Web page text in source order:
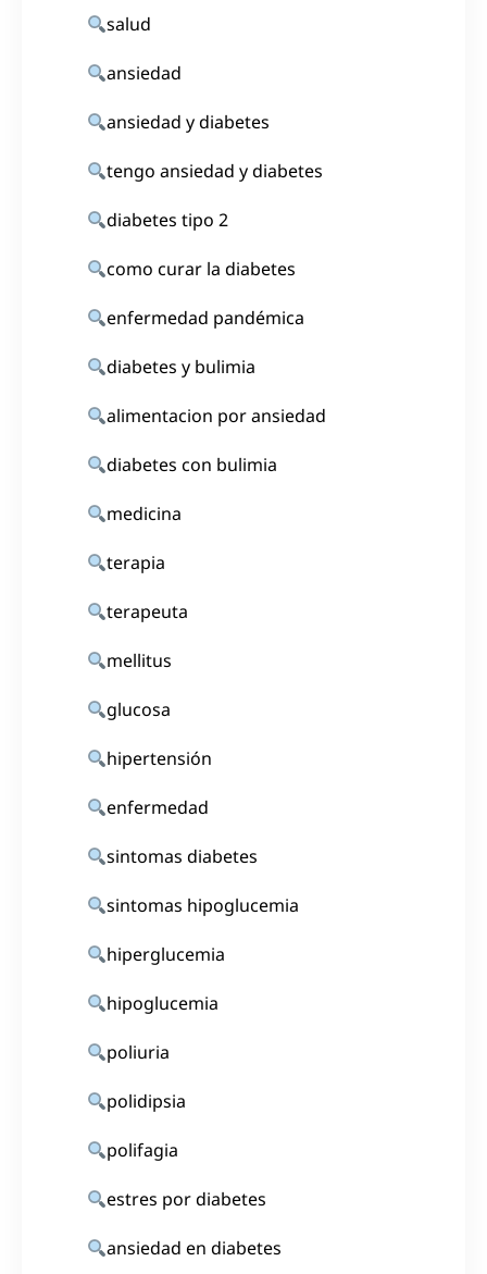
salud
ansiedad
ansiedad y diabetes
tengo ansiedad y diabetes
diabetes tipo 2
como curar la diabetes
enfermedad pandémica
diabetes y bulimia
alimentacion por ansiedad
diabetes con bulimia
medicina
terapia
terapeuta
mellitus
glucosa
hipertensión
enfermedad
sintomas diabetes
sintomas hipoglucemia
hiperglucemia
hipoglucemia
poliuria
polidipsia
polifagia
estres por diabetes
ansiedad en diabetes